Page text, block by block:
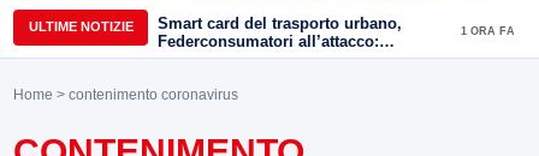
ULTIME NOTIZIE
Smart card del trasporto urbano,
Federconsumatori all’attacco:
«Benevento ha bisogno di uno
1 ORA FA
Home > contenimento coronavirus